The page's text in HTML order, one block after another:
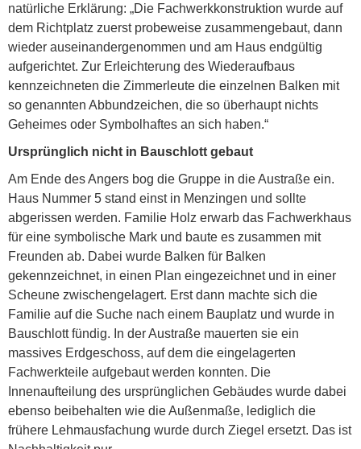
natürliche Erklärung: „Die Fachwerkkonstruktion wurde auf
dem Richtplatz zuerst probeweise zusammengebaut, dann
wieder auseinandergenommen und am Haus endgültig
aufgerichtet. Zur Erleichterung des Wiederaufbaus
kennzeichneten die Zimmerleute die einzelnen Balken mit
so genannten Abbundzeichen, die so überhaupt nichts
Geheimes oder Symbolhaftes an sich haben.“
Ursprünglich nicht in Bauschlott gebaut
Am Ende des Angers bog die Gruppe in die Austraße ein.
Haus Nummer 5 stand einst in Menzingen und sollte
abgerissen werden. Familie Holz erwarb das Fachwerkhaus
für eine symbolische Mark und baute es zusammen mit
Freunden ab. Dabei wurde Balken für Balken
gekennzeichnet, in einen Plan eingezeichnet und in einer
Scheune zwischengelagert. Erst dann machte sich die
Familie auf die Suche nach einem Bauplatz und wurde in
Bauschlott fündig. In der Austraße mauerten sie ein
massives Erdgeschoss, auf dem die eingelagerten
Fachwerkteile aufgebaut werden konnten. Die
Innenaufteilung des ursprünglichen Gebäudes wurde dabei
ebenso beibehalten wie die Außenmaße, lediglich die
frühere Lehmausfachung wurde durch Ziegel ersetzt. Das ist